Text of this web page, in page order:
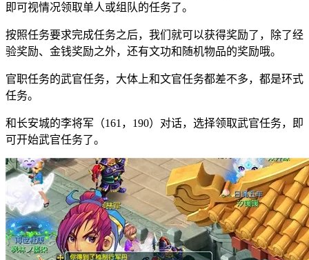
即可视情况领取单人或组队的任务了。
按照任务要求完成任务之后，我们就可以获得奖励了，除了经
验奖励、金钱奖励之外，还有文功和随机物品的奖励哦。
官职任务的武官任务，大体上和文官任务都差不多，都是环式
任务。
和长安城的李将军（161，190）对话，选择领取武官任务，即
可开始武官任务了。